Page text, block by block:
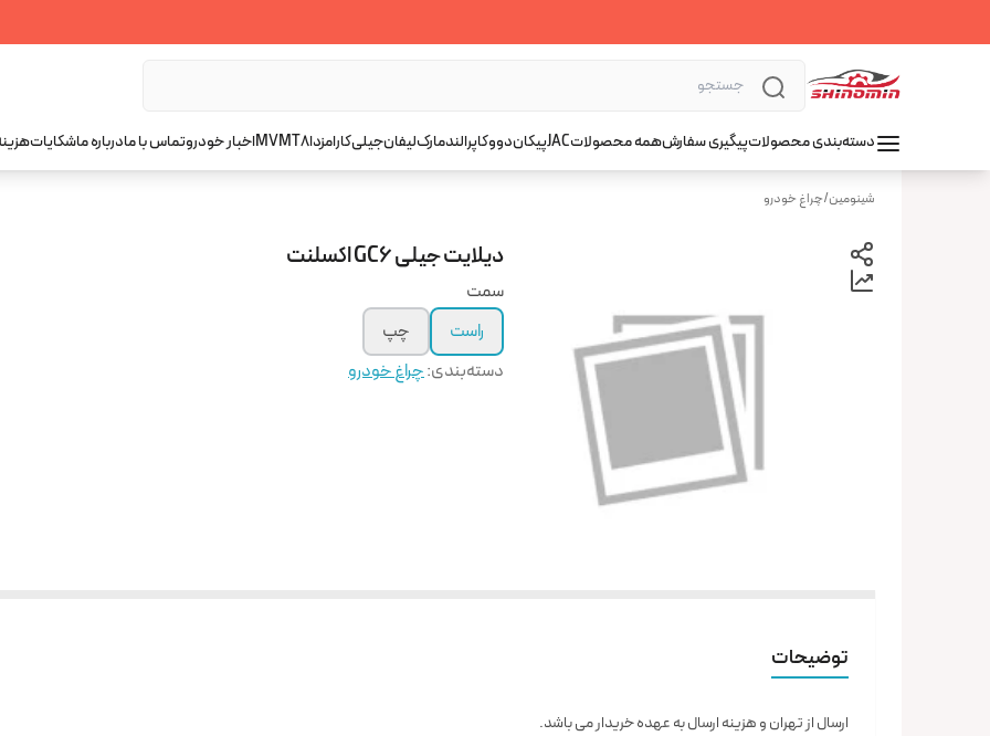
دسته‌بندی محصولاتپیگیری سفارشهمه محصولاتJACپیکاندووکاپرالندمارکلیفانجیلیکارامزداT8
MVMاخبار خودروتماس با مادرباره ماشکایات
شینومین/چراغ خودرو
دیلایت جیلی GC6 اکسلنت
سمت
راست
چپ
دسته‌بندی:چراغ خودرو
توضیحات
ارسال از تهران و هزینه ارسال به عهده خریدار می باشد.